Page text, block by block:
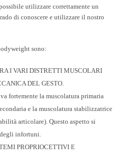
utilizzare correttamente un
di conoscere e utilizzare il nostro
sono:
I VARI DISTRETTI MUSCOLARI
DEL GESTO.
fortemente la muscolatura primaria
e la muscolatura stabilizzatrice
articolare). Questo aspetto si
infortuni.
PROPRIOCETTIVI E